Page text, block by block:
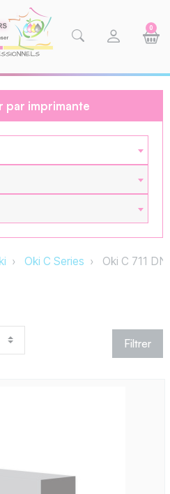
0
par imprimante
Oki C Series Oki C 711 DN
Filtrer